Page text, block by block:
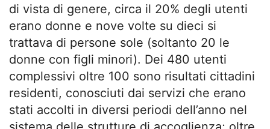
di vista di genere, circa il 20% degli utenti
erano donne e nove volte su dieci si
trattava di persone sole (soltanto 20 le
donne con figli minori). Dei 480 utenti
complessivi oltre 100 sono risultati cittadini
residenti, conosciuti dai servizi che erano
stati accolti in diversi periodi dell’anno nel